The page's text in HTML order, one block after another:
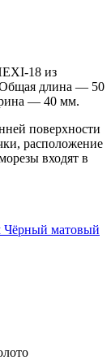
18 из
Общая длина — 50
— 40 мм.
поверхности
расположение
входят в
Чёрный матовый